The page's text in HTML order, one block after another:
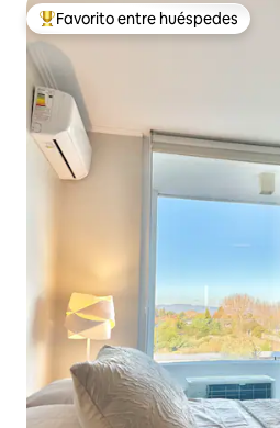
Favorito entre los huéspedes
Favorito entre huéspedes